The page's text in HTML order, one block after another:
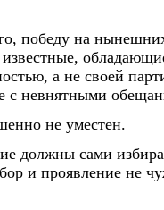
победу на
а не своей
с невнятными
не уместен.
должны сами
и проявление не